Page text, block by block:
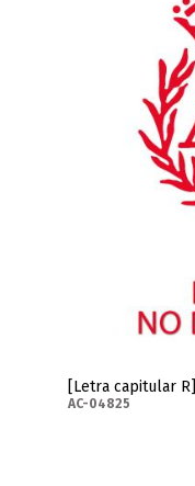
[Letra capitular R]
AC-04825